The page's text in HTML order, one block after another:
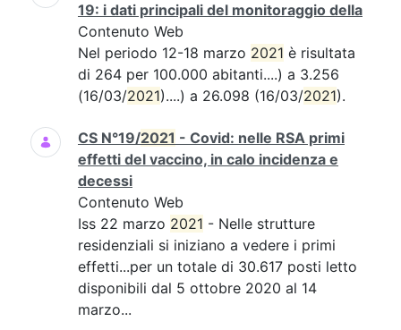
19: i dati principali del monitoraggio della
Contenuto Web
Nel periodo 12-18 marzo 2021 è risultata
di 264 per 100.000 abitanti....) a 3.256
(16/03/2021)....) a 26.098 (16/03/2021).
CS N°19/2021 - Covid: nelle RSA primi
effetti del vaccino, in calo incidenza e
decessi
Contenuto Web
Iss 22 marzo 2021 - Nelle strutture
residenziali si iniziano a vedere i primi
effetti...per un totale di 30.617 posti letto
disponibili dal 5 ottobre 2020 al 14
marzo...